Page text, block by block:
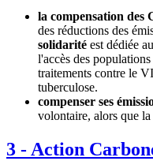
la compensation des
des réductions des
solidarité est dédiée
l'accès des
traitements contre le
tuberculose.
compenser ses
volontaire, alors que la
3 - Action